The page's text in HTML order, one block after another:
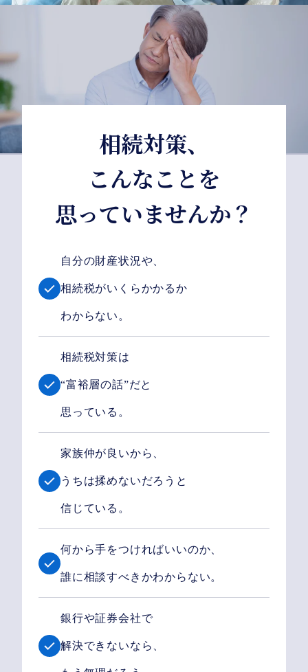
相続対策、
こんなことを
思っていませんか？
自分の財産状況や、
相続税がいくらかかるか
わからない。
相続税対策は
“富裕層の話”だと
思っている。
家族仲が良いから、
うちは揉めないだろうと
信じている。
何から手をつければいいのか、
誰に相談すべきかわからない。
銀行や証券会社で
解決できないなら、